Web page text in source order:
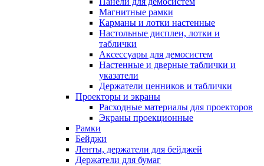
Магнитные рамки
Карманы и лотки настенные
Настольные дисплеи, лотки и
таблички
Аксессуары для демосистем
Настенные и дверные таблички и
указатели
Держатели ценников и таблички
Проекторы и экраны
Расходные материалы для проекторов
Экраны проекционные
Рамки
Бейджи
Ленты, держатели для бейджей
Держатели для бумаг